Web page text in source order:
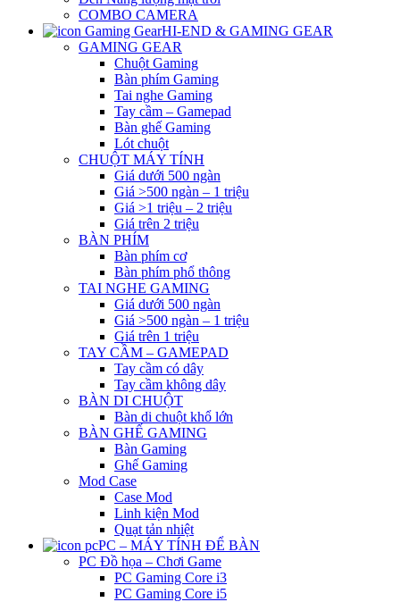
COMBO CAMERA
HI-END & GAMING GEAR
GAMING GEAR
Chuột Gaming
Bàn phím Gaming
Tai nghe Gaming
Tay cầm – Gamepad
Bàn ghế Gaming
Lót chuột
CHUỘT MÁY TÍNH
Giá dưới 500 ngàn
Giá >500 ngàn – 1 triệu
Giá >1 triệu – 2 triệu
Giá trên 2 triệu
BÀN PHÍM
Bàn phím cơ
Bàn phím phổ thông
TAI NGHE GAMING
Giá dưới 500 ngàn
Giá >500 ngàn – 1 triệu
Giá trên 1 triệu
TAY CẦM – GAMEPAD
Tay cầm có dây
Tay cầm không dây
BÀN DI CHUỘT
Bàn di chuột khổ lớn
BÀN GHẾ GAMING
Bàn Gaming
Ghế Gaming
Mod Case
Case Mod
Linh kiện Mod
Quạt tản nhiệt
PC – MÁY TÍNH ĐỂ BÀN
PC Đồ họa – Chơi Game
PC Gaming Core i3
PC Gaming Core i5